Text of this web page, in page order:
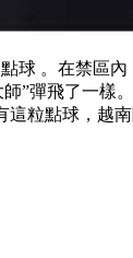
。在禁
”彈飛了一樣 
這粒點球